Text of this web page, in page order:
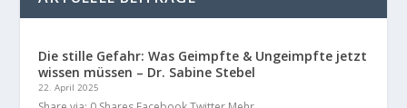
Die stille Gefahr: Was Geimpfte & Ungeimpfte jetzt
wissen müssen – Dr. Sabine Stebel
22. April 2025